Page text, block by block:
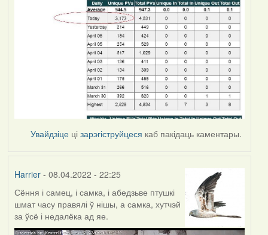
Увайдзіце цізарэгіструйцеся каб пакідаць каментары.
Harrier- 08.04.2022 - 22:25
Сёння і самец, і самка, і абедзьве птушкі
шмат часу правялі ў нішы, а самка, хутчэй
за ўсё і недалёка ад яе.